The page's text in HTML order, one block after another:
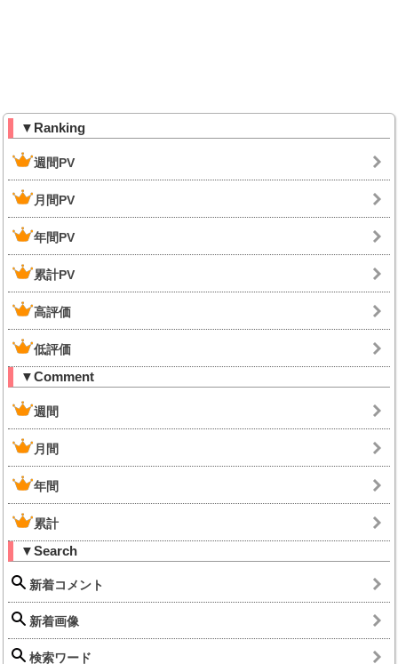
▼Ranking
週間PV
月間PV
年間PV
累計PV
高評価
低評価
▼Comment
週間
月間
年間
累計
▼Search
新着コメント
新着画像
検索ワード